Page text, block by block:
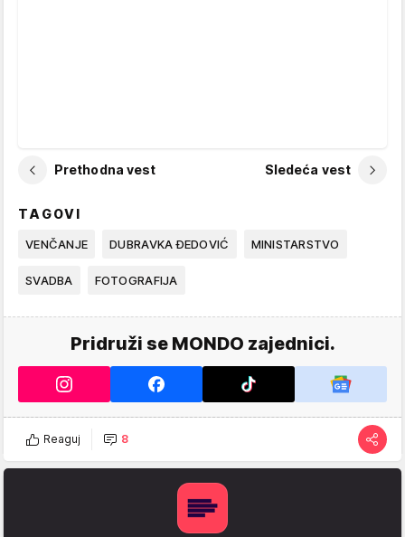
Prethodna vest Sledeća vest
TAGOVI
VENČANJE DUBRAVKA ĐEDOVIĆ MINISTARSTVO
SVADBA FOTOGRAFIJA
Pridruži se MONDO zajednici.
Reaguj 8